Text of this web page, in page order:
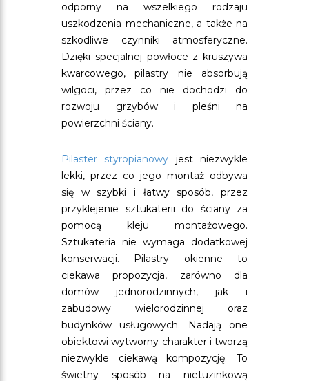
odporny na wszelkiego rodzaju
uszkodzenia mechaniczne, a także na
szkodliwe czynniki atmosferyczne.
Dzięki specjalnej powłoce z kruszywa
kwarcowego, pilastry nie absorbują
wilgoci, przez co nie dochodzi do
rozwoju grzybów i pleśni na
powierzchni ściany.
Pilaster styropianowy jest niezwykle
lekki, przez co jego montaż odbywa
się w szybki i łatwy sposób, przez
przyklejenie sztukaterii do ściany za
pomocą kleju montażowego.
Sztukateria nie wymaga dodatkowej
konserwacji. Pilastry okienne to
ciekawa propozycja, zarówno dla
domów jednorodzinnych, jak i
zabudowy wielorodzinnej oraz
budynków usługowych. Nadają one
obiektowi wytworny charakter i tworzą
niezwykle ciekawą kompozycję. To
świetny sposób na nietuzinkową